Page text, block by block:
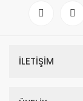
İLETİŞİM